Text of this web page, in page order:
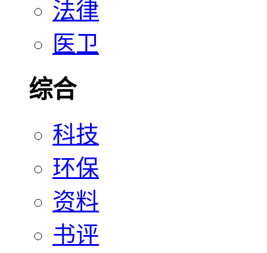
法律
医卫
综合
科技
环保
资料
书评